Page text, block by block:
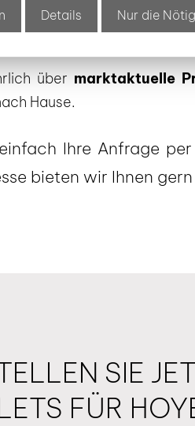
Erfahrung als
und Heizstoffe. So
über marktaktuelle
Hause.
Ihre Anfrage
bieten wir Ihnen
SIE
FÜR
Details Nur die